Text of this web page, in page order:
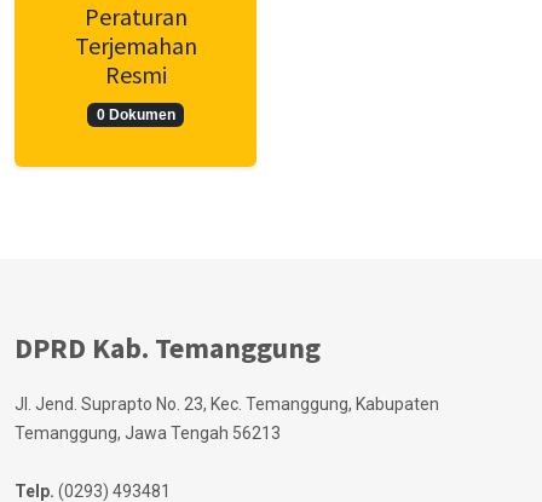
Peraturan
Terjemahan
Resmi
0 Dokumen
DPRD Kab. Temanggung
Jl. Jend. Suprapto No. 23, Kec. Temanggung, Kabupaten
Temanggung, Jawa Tengah 56213
Telp. (0293) 493481